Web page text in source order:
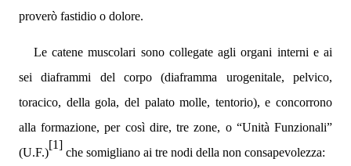
proverò fastidio o dolore.
Le catene muscolari sono collegate agli organi interni e ai
sei diaframmi del corpo (diaframma urogenitale, pelvico,
toracico, della gola, del palato molle, tentorio), e concorrono
alla formazione, per così dire, tre zone, o “Unità Funzionali”
(U.F.)
[1]
che somigliano ai tre nodi della non consapevolezza: